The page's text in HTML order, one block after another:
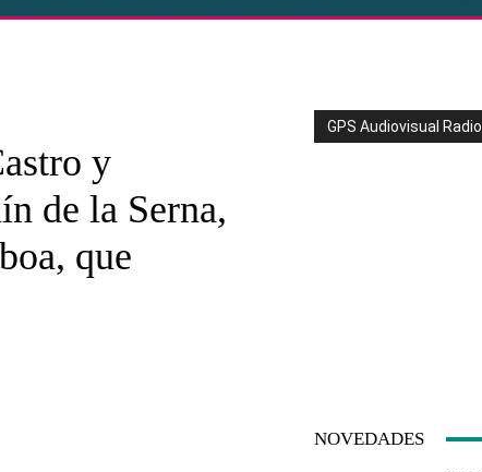
y
de la Serna,
que
GPS Audiovisual Radio
NOVEDADES